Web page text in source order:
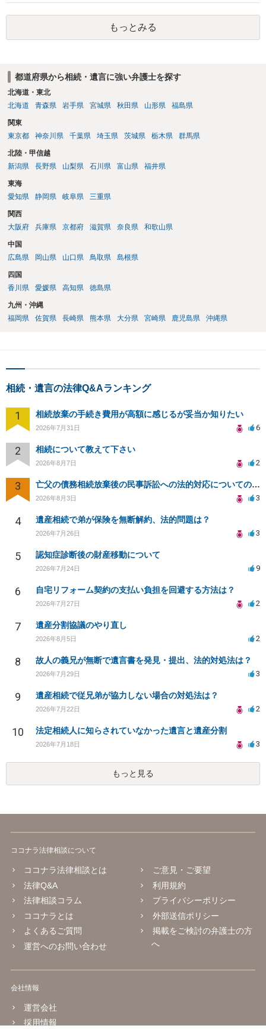
です。 ただ、弁護士に払う手数料とは別に戸籍の用意に一定の実費が
かかることになりますので、その費用も支払うべきものとして頭に置
いておいてください。 話を元に戻して、弁護士に対する手数料です
が、旦那様の収入や財産にもよりますが、法テラスに御連絡なさって
らい（希望者が多く予約できてもしばらく先になる）ようですので、
比較的短い熟慮期間のことを考えると、来週早々すぐにでも御連絡す
る方が良いでしょう。 もし法テラスが御利用になれない、あるいは時
（WEB等で）、問い合わせてみることです。相続を扱う弁護士でも相
続放棄は比較的安価な手数料でのお仕事になるのであまり前向きに受
けてくれないところもあるようです。 複数の法律事務所に聞いて（相
ば、キューちゃんママさんの御希望をかなえることができるのではな
いでしょうか。 あるいは相続放棄であれば御自分でできなくもないと
は思います。その場合、かかるのは戸籍等の取得費用と印紙代だけと
を確認し、印紙と共に家庭裁判所に提出して相続放棄申述受理通知書
を待つという流れになります。
もっとみる
都道府県から相続・遺言に強い弁護士を探す
北海道・東北
北海道
青森県 岩手県 宮城県 秋田県 山形県 福島県
関東
東京都
神奈川県 千葉県 埼玉県 茨城県 栃木県 群馬県
北陸・甲信越
新潟県
長野県 山梨県 石川県 富山県 福井県
東海
愛知県
静岡県 岐阜県 三重県
関西
大阪府
兵庫県 京都府 滋賀県 奈良県 和歌山県
中国
広島県
岡山県 山口県 鳥取県 島根県
四国
香川県
愛媛県 高知県 徳島県
九州・沖縄
福岡県
佐賀県 長崎県 熊本県 大分県 宮崎県 鹿児島県 沖縄県
相続・遺言の法律Q&Aランキング
1 相続放棄の手続き費用が高額に感じるが妥当か知りたい
2026年7月31日 6
2 相続について教えて下さい
2026年8月7日 2
3 亡父の債務相続放棄後の民事訴訟への法的対応についての相談
2026年8月3日 3
4 遺産相続で弟が保険を無断解約、法的問題は？
2026年7月26日 3
5 認知症診断後の財産移動について
2026年7月24日 9
6 自宅リフォーム契約の支払い負担を回避する方法は？
2026年7月27日 2
7 遺産分割協議のやり直し
2026年8月5日 2
8 故人の義兄が無断で遺言書を発見・提出、法的対処法は？
2026年7月29日 3
9 遺産相続で従兄弟が協力しない場合の対処法は？
2026年7月22日 2
10 法定相続人に知らされていなかった遺言と遺産分割
2026年7月18日 3
もっと見る
ココナラ法律相談について
ココナラ法律相談とは
法律Q&A
法律相談コラム
ココナラとは
よくあるご質問
運営へのお問い合わせ
ご意見・ご要望
利用規約
プライバシーポリシー
外部送信ポリシー
掲載をご検討の弁護士の方
へ
会社情報
運営会社
採用情報